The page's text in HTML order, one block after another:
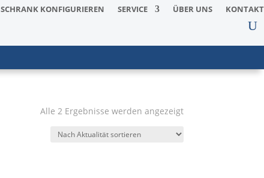
SCHRANK KONFIGURIEREN SERVICE ÜBER UNS KONTAKT
Alle 2 Ergebnisse werden angezeigtNach